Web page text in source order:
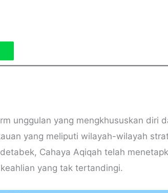
unggulan yang mengkhususkan diri
yang meliputi wilayah-wilayah
Cahaya Aqiqah telah
yang tak tertandingi.